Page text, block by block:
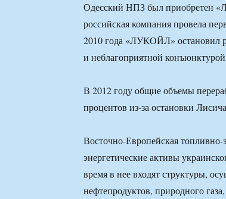
Одесский НПЗ был приобретен
российская компания провела
2010 года «ЛУКОЙЛ» остановил
и неблагоприятной
В 2012 году общие объемы
процентов из-за остановки
Восточно-Европейская
энергетические активы
время в нее входят структуры,
нефтепродуктов, природного